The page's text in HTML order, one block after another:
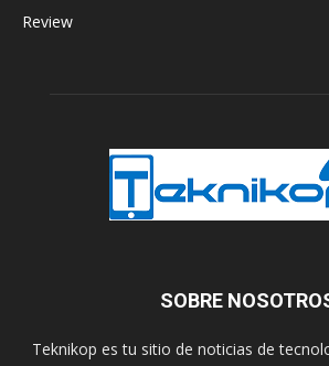
Review
SOBRE
Teknikop es tu sitio de noticias de